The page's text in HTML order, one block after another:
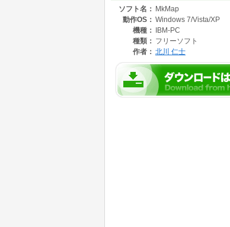
ソフト名： MkMap
動作OS： Windows 7/Vista/XP
機種：
IBM-PC
種類： フリーソフト
作者： 北川 仁士